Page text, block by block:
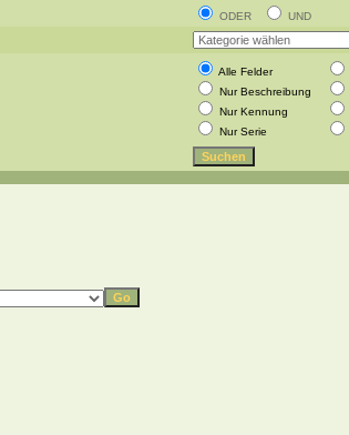
ODER
UND
Alle Felder
Nur Beschreibung
Nur Kennung
Nur Serie